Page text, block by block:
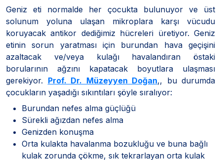
Geniz eti normalde her çocukta bulunuyor ve üst
solunum yoluna ulaşan mikroplara karşı vücudu
koruyacak antikor dediğimiz hücreleri üretiyor. Geniz
etinin sorun yaratması için burundan hava geçişini
azaltacak ve/veya kulağı havalandıran östaki
borularının ağzını kapatacak boyutlara ulaşması
gerekiyor. Prof. Dr. Müzeyyen Doğan,, bu durumda
çocukların yaşadığı sıkıntıları şöyle sıralıyor:
Burundan nefes alma güçlüğü
Sürekli ağızdan nefes alma
Genizden konuşma
Orta kulakta havalanma bozukluğu ve buna bağlı
kulak zorunda çökme, sık tekrarlayan orta kulak